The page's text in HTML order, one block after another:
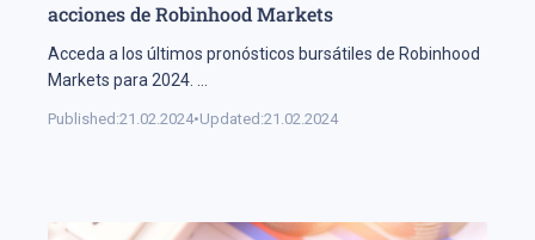
acciones de Robinhood Markets
Acceda a los últimos pronósticos bursátiles de Robinhood
Markets para 2024.
Published:21.02.2024•Updated:21.02.2024